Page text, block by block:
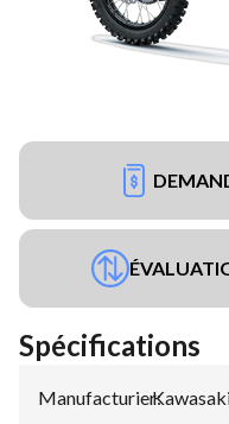
Spécifications
Manufacturier: